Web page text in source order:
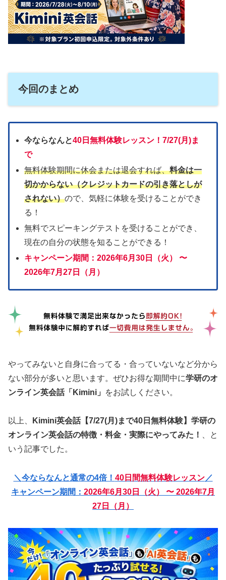
今回のまとめ
今ならなんと40日無料体験レッスン！7/27(月)ま
で
無料体験期間に休会または退会すれば、料金は一
切かからない（クレジットカードの引き落としが
されない）ので、気軽に体験を受けることができ
る！
無料でスピーキングテストを受けることができ、
現在の自分の状態を知ることができる！
キャンペーン期間：2026年6月30日（火） 〜
2026年7月27日（月）
やってみないと自身に合ってる・合っていないなど分から
ない部分が多いと思います。ぜひお得な期間中に学研のオ
ンライン英会話「Kimini」
をお試しください。
以上、
Kimini英会話【7/27(月)まで40日無料体験】学研の
オンライン英会話の特徴・料金・実際にやってみた！ 、と
いう記事でした。
＼ 今ならなんと通常の4倍！ 40日間無料体験レッスン／
キャンペーン期間： 2026年6月30日（火） 〜 2026年7月
27日（月）